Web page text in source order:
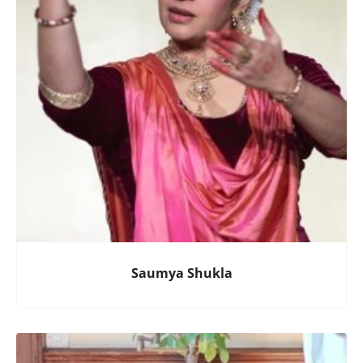
Saumya Shukla